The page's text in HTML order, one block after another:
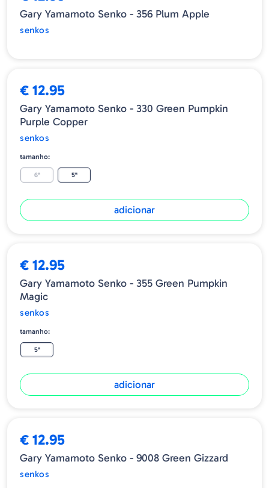
Gary Yamamoto Senko - 356 Plum Apple
senkos
€ 12.95
Gary Yamamoto Senko - 330 Green Pumpkin
Purple Copper
senkos
tamanho:
6" 5"
adicionar
€ 12.95
Gary Yamamoto Senko - 355 Green Pumpkin
Magic
senkos
tamanho:
5"
adicionar
€ 12.95
Gary Yamamoto Senko - 9008 Green Gizzard
senkos